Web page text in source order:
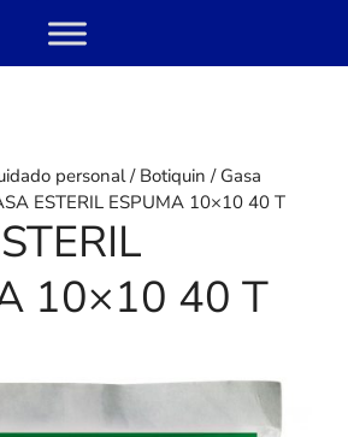
personal/ Botiquin / Gasa
ESTERIL ESPUMA 10×10 40 T
10×10 40 T